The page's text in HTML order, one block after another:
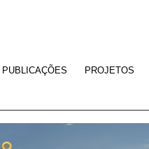
PUBLICAÇÕES PROJETOS